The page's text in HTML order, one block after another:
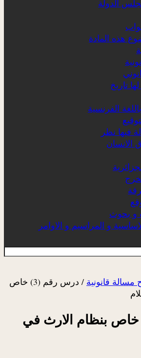
الدولة
هذه المادة
تاريخ
الفرنسية
فيها نظر
الانسان
و بحوث
و المراسيم و الاوامر
مسالة قانونية /
درس رقم (3) خاص
رقم (3) خاص بنظام الارث في